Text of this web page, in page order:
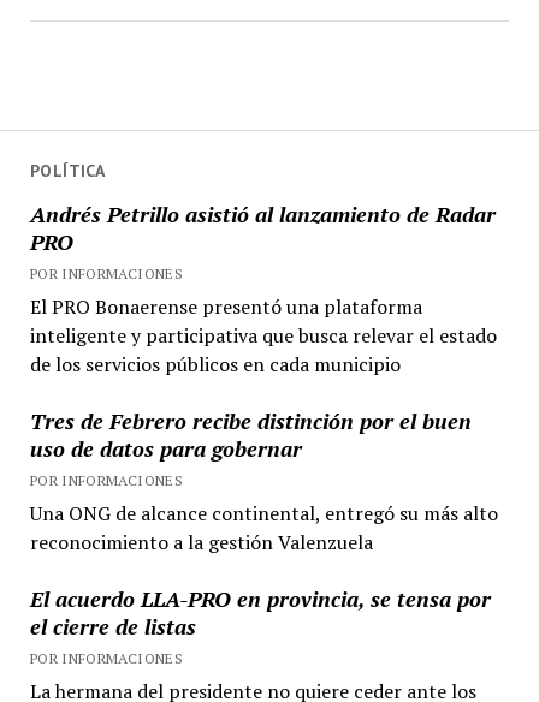
POLÍTICA
Andrés Petrillo asistió al lanzamiento de Radar
PRO
POR INFORMACIONES
El PRO Bonaerense presentó una plataforma
inteligente y participativa que busca relevar el estado
de los servicios públicos en cada municipio
Tres de Febrero recibe distinción por el buen
uso de datos para gobernar
POR INFORMACIONES
Una ONG de alcance continental, entregó su más alto
reconocimiento a la gestión Valenzuela
El acuerdo LLA-PRO en provincia, se tensa por
el cierre de listas
POR INFORMACIONES
La hermana del presidente no quiere ceder ante los